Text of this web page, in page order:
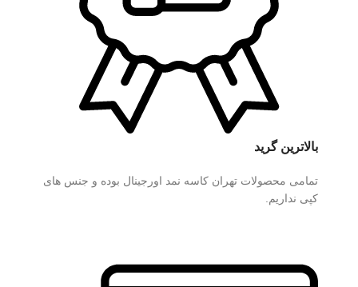
بالاترین گرید
تمامی محصولات تهران کاسه نمد اورجینال بوده و جنس های
کپی نداریم.